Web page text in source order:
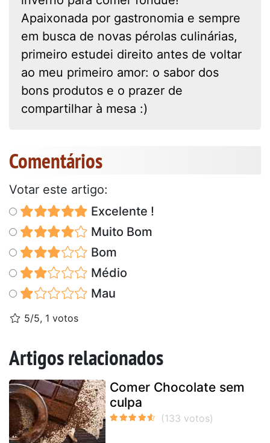
Apaixonada por gastronomia e sempre
em busca de novas pérolas culinárias,
primeiro estudei direito antes de voltar
ao meu primeiro amor: o sabor dos
bons produtos e o prazer de
compartilhar à mesa :)
Comentários
Votar este artigo:
Excelente !
Muito Bom
Bom
Médio
Mau
5/5, 1 votos
Artigos relacionados
Comer Chocolate sem
culpa